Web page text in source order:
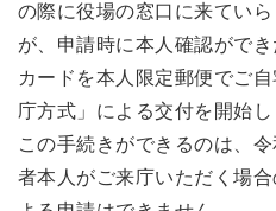
の際に役場の窓口に来てい
が、申請時に本人確認がで
カードを本人限定郵便でご
庁方式」による交付を開始し
この手続きができるのは、
者本人がご来庁いただく場